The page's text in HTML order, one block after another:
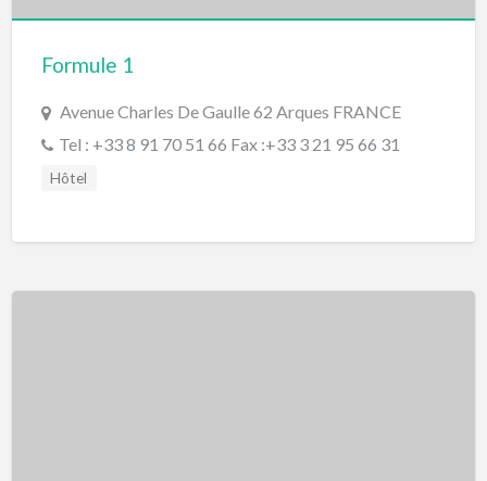
Formule 1
Avenue Charles De Gaulle 62 Arques FRANCE
Tel : +33 8 91 70 51 66 Fax :+33 3 21 95 66 31
Hôtel